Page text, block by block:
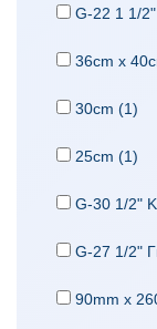
G-22 1 1/
36cm x
30cm (1)
25cm (1)
G-30 1/2"
G-27 1/2"
90mm x